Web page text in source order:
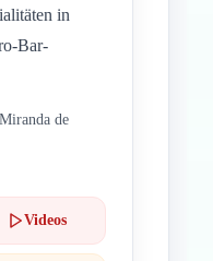
in
Bar-
de
Videos